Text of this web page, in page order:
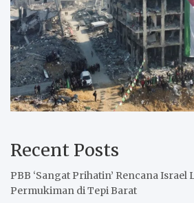
Recent Posts
PBB ‘Sangat Prihatin’ Rencana Israel
Permukiman di Tepi Barat